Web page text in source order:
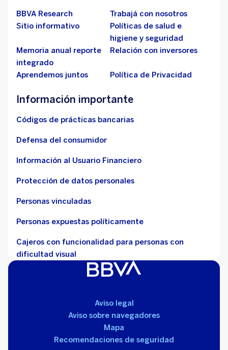
BBVA Research
Trabajá con nosotros
Sitio informativo
Políticas de salud e
higiene y seguridad
Memoria anual reporte
integrado
Relación con inversores
Aprendemos juntos Política de Privacidad
Información importante
Códigos de prácticas bancarias
Defensa del consumidor
Información al Usuario Financiero
Protección de datos personales
Personas vinculadas
Personas expuestas políticamente
Cajeros con funcionalidad para personas con
dificultad visual
Aviso legal
Aviso sobre navegadores
Mapa
Recomendaciones de seguridad